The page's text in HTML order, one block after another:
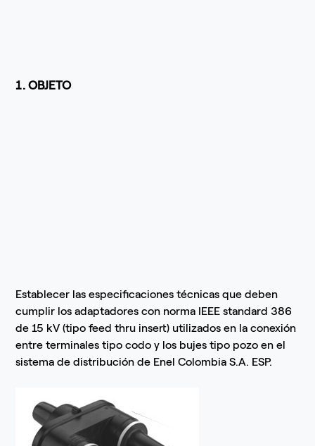
1. OBJETO
Establecer las especificaciones técnicas que deben
cumplir los adaptadores con norma IEEE standard 386
de 15 kV (tipo feed thru insert) utilizados en la conexión
entre terminales tipo codo y los bujes tipo pozo en el
sistema de distribución de Enel Colombia S.A. ESP.